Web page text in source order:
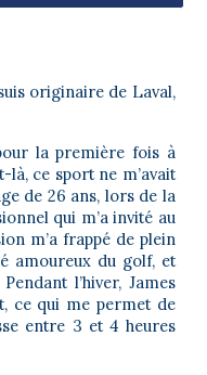
originaire de Laval,
la première fois à
là, ce sport ne m’avait
de 26 ans, lors de la
qui m’a invité au
m’a frappé de plein
amoureux du golf, et
l’hiver, James
ce qui me permet de
entre 3 et 4 heures